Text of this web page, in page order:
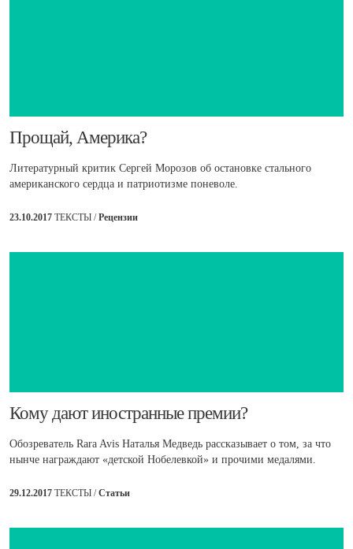
​Прощай, Америка?
Литературный критик Сергей Морозов об остановке стального
американского сердца и патриотизме поневоле.
23.10.2017 ТЕКСТЫ /Рецензии
​Кому дают иностранные премии?
Обозреватель Rara Avis Наталья Медведь рассказывает о том, за что
нынче награждают «детской Нобелевкой» и прочими медалями.
29.12.2017 ТЕКСТЫ /Статьи